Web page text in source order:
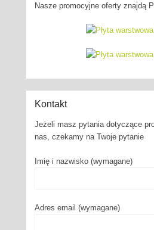
Nasze promocyjne oferty znajdą
Kontakt
Jeżeli masz pytania dotyczące
nas, czekamy na Twoje pytanie
Imię i nazwisko (wymagane)
Adres email (wymagane)